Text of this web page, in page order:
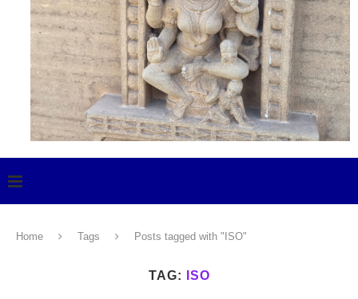
Home Tags Posts tagged with "ISO"
TAG: ISO